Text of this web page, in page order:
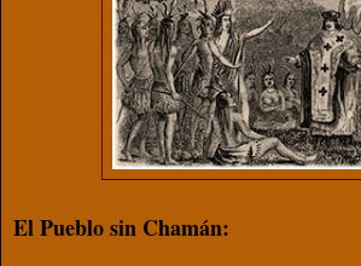
El Pueblo sin Chamán: